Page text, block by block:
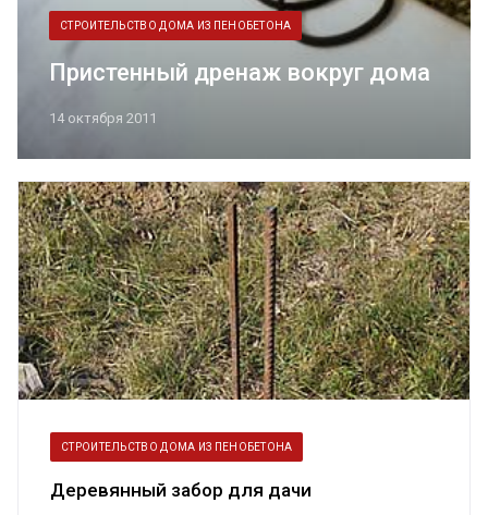
СТРОИТЕЛЬСТВО ДОМА ИЗ ПЕНОБЕТОНА
Пристенный дренаж вокруг дома
14 октября 2011
СТРОИТЕЛЬСТВО ДОМА ИЗ ПЕНОБЕТОНА
Деревянный забор для дачи